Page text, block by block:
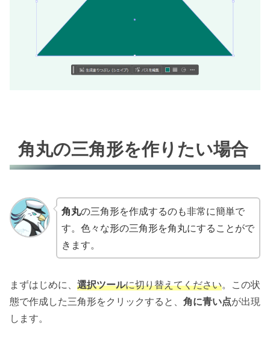
角丸の三角形を作りたい場合
角丸の三角形を作成するのも非常に簡単で
す。色々な形の三角形を角丸にすることがで
きます。
まずはじめに、 選択ツールに切り替えてください。この状
態で作成した三角形をクリックすると、 角に青い点が出現
します。